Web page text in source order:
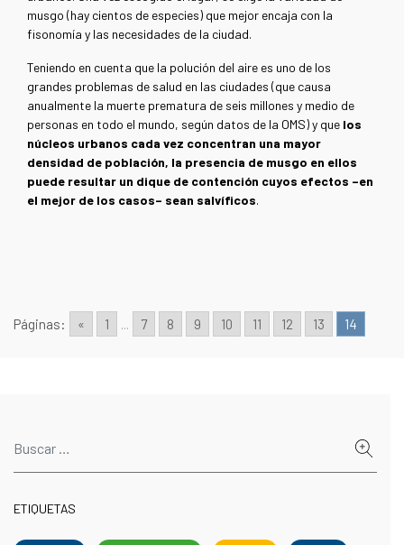
musgo (hay cientos de especies) que mejor encaja con la
fisonomía y las necesidades de la ciudad.
Teniendo en cuenta que la polución del aire es uno de los
grandes problemas de salud en las ciudades (que causa
anualmente la muerte prematura de seis millones y medio de
personas en todo el mundo, según datos de la OMS) y que los
núcleos urbanos cada vez concentran una mayor
densidad de población, la presencia de musgo en ellos
puede resultar un dique de contención cuyos efectos –en
el mejor de los casos– sean salvíficos.
Páginas: « 1 ... 7 8 9 10 11 12 13 14
ETIQUETAS